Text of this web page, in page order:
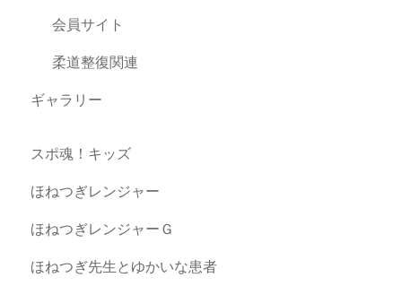
会員サイト
柔道整復関連
ギャラリー
スポ魂！キッズ
ほねつぎレンジャー
ほねつぎレンジャーＧ
ほねつぎ先生とゆかいな患者